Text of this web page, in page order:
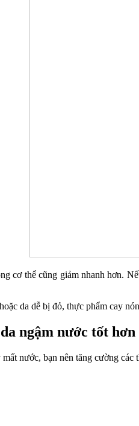
cơ thể cũng giảm nhanh hơn.
da dễ bị đỏ, thực phẩm cay
ngậm nước tốt
nước, bạn nên tăng cường